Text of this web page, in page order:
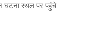
घटना स्थल पर पहुंचे